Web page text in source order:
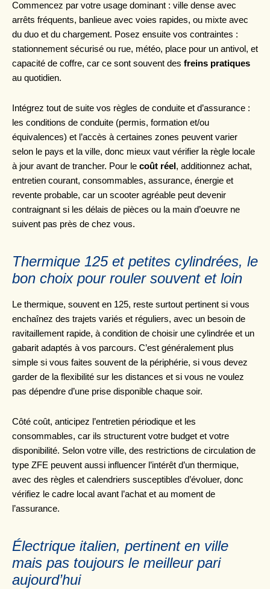
Commencez par votre usage dominant : ville dense avec
arrêts fréquents, banlieue avec voies rapides, ou mixte avec
du duo et du chargement. Posez ensuite vos contraintes :
stationnement sécurisé ou rue, météo, place pour un antivol, et
capacité de coffre, car ce sont souvent des freins pratiques
au quotidien.
Intégrez tout de suite vos règles de conduite et d’assurance :
les conditions de conduite (permis, formation et/ou
équivalences) et l’accès à certaines zones peuvent varier
selon le pays et la ville, donc mieux vaut vérifier la règle locale
à jour avant de trancher. Pour le coût réel, additionnez achat,
entretien courant, consommables, assurance, énergie et
revente probable, car un scooter agréable peut devenir
contraignant si les délais de pièces ou la main d’oeuvre ne
suivent pas près de chez vous.
Thermique 125 et petites cylindrées, le
bon choix pour rouler souvent et loin
Le thermique, souvent en 125, reste surtout pertinent si vous
enchaînez des trajets variés et réguliers, avec un besoin de
ravitaillement rapide, à condition de choisir une cylindrée et un
gabarit adaptés à vos parcours. C’est généralement plus
simple si vous faites souvent de la périphérie, si vous devez
garder de la flexibilité sur les distances et si vous ne voulez
pas dépendre d’une prise disponible chaque soir.
Côté coût, anticipez l’entretien périodique et les
consommables, car ils structurent votre budget et votre
disponibilité. Selon votre ville, des restrictions de circulation de
type ZFE peuvent aussi influencer l’intérêt d’un thermique,
avec des règles et calendriers susceptibles d’évoluer, donc
vérifiez le cadre local avant l’achat et au moment de
l’assurance.
Électrique italien, pertinent en ville
mais pas toujours le meilleur pari
aujourd’hui